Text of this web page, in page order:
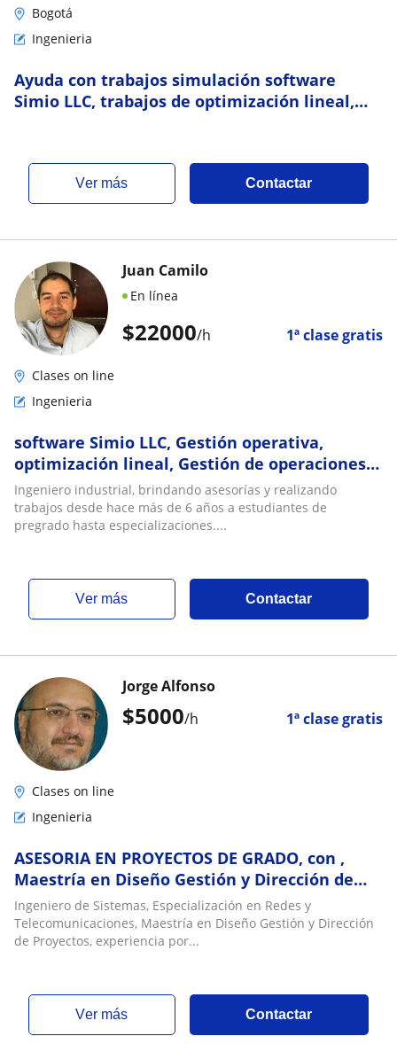
Bogotá
Ingenieria
Ayuda con trabajos simulación software
Simio LLC, trabajos de optimización lineal,
ver más Contactar
$22000/h 1ª clase gratis
Juan Camilo
En línea
Clases on line
Ingenieria
software Simio LLC, Gestión operativa,
optimización lineal, Gestión de operaciones,
software AMPL
Ingeniero industrial, brindando asesorías y realizando
trabajos desde hace más de 6 años a estudiantes de
pregrado hasta especializaciones....
ver más Contactar
$5000/h 1ª clase gratis
Jorge Alfonso
Clases on line
Ingenieria
ASESORIA EN PROYECTOS DE GRADO, con ,
Maestría en Diseño Gestión y Dirección de
Proyectos
Ingeniero de Sistemas, Especialización en Redes y
Telecomunicaciones, Maestría en Diseño Gestión y Dirección
de Proyectos, experiencia por...
ver más Contactar